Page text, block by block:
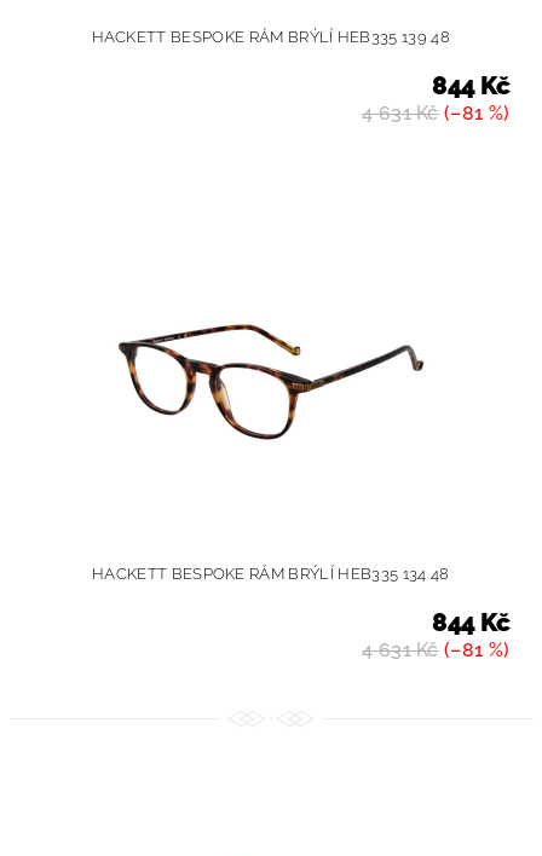
HACKETT BESPOKE RÁM BRÝLÍ HEB335 139 48
4 631 Kč(–81 %)
844 Kč
HACKETT BESPOKE RÁM BRÝLÍ HEB335 134 48
4 631 Kč(–81 %)
844 Kč